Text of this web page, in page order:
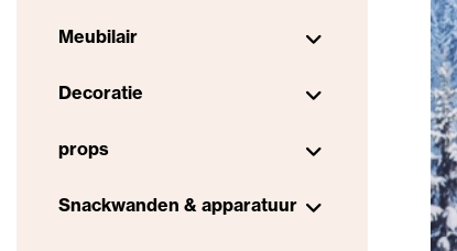
Meubilair
Decoratie
props
Snackwanden & apparatuur